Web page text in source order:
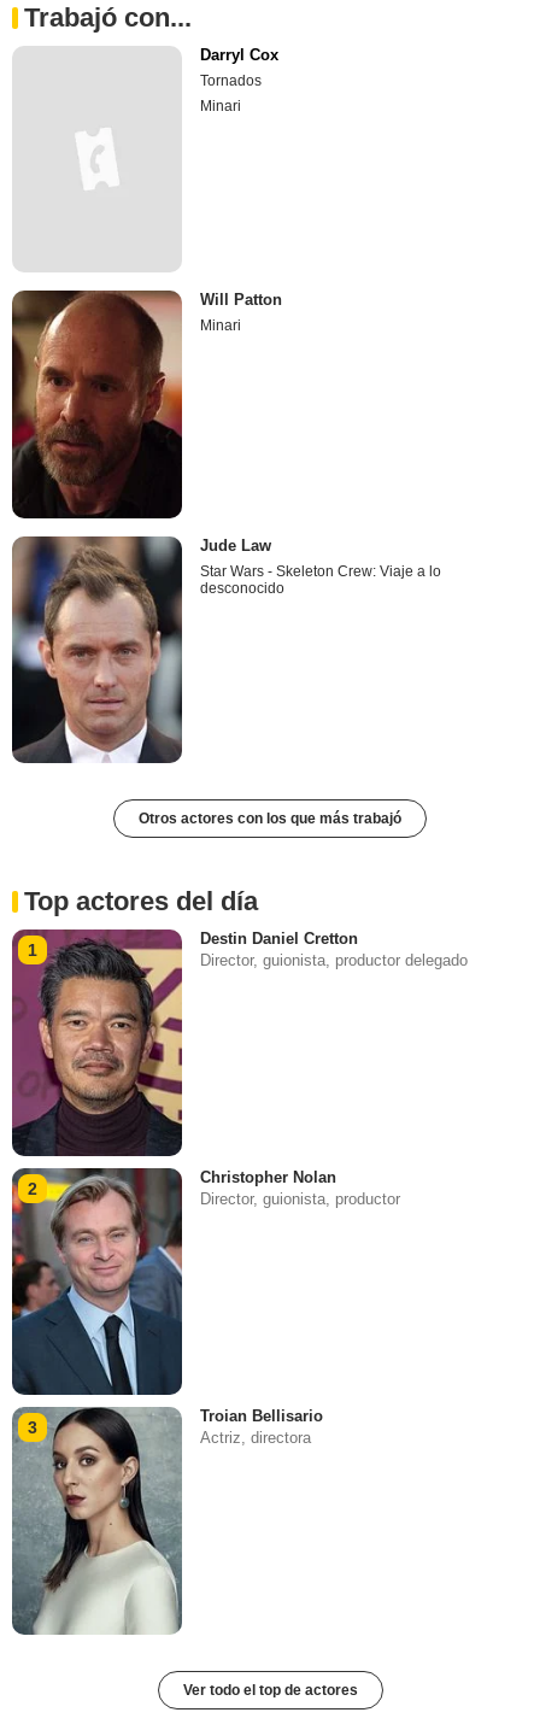
Trabajó con...
Darryl Cox
Tornados
Minari
Will Patton
Minari
Jude Law
Star Wars - Skeleton Crew: Viaje a lo
desconocido
Otros actores con los que más trabajó
Top actores del día
1
Destin Daniel Cretton
Director, guionista, productor delegado
2
Christopher Nolan
Director, guionista, productor
3
Troian Bellisario
Actriz, directora
Ver todo el top de actores